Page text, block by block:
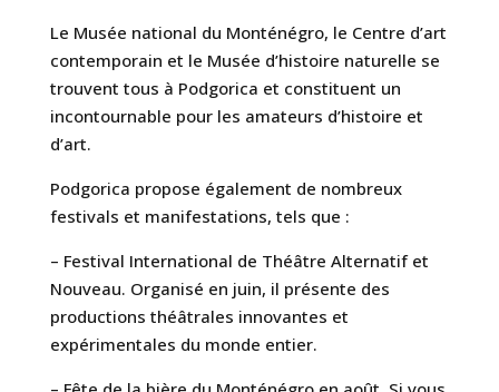
Le Musée national du Monténégro, le Centre d’art
contemporain et le Musée d’histoire naturelle se
trouvent tous à Podgorica et constituent un
incontournable pour les amateurs d’histoire et
d’art.
Podgorica propose également de nombreux
festivals et manifestations, tels que :
– Festival International de Théâtre Alternatif et
Nouveau. Organisé en juin, il présente des
productions théâtrales innovantes et
expérimentales du monde entier.